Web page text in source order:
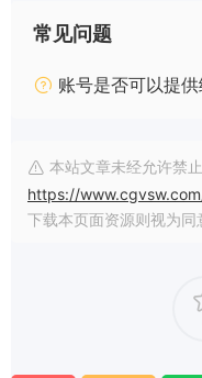
常见问题
账号是否可以提
本站文章未经允许禁
https://
下载本页面资源则视为同